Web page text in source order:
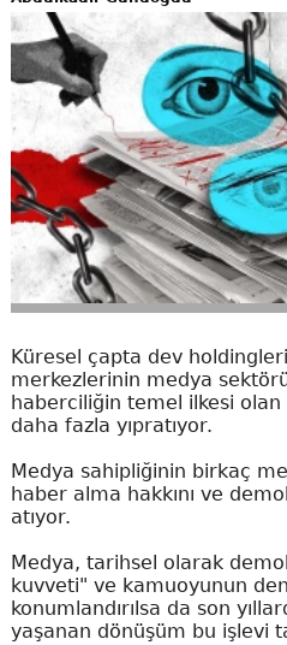
Küresel çapta dev
merkezlerinin medya
haberciliğin temel ilkesi olan
daha fazla yıpratıyor.
Medya sahipliğinin birkaç
haber alma hakkını ve
atıyor.
Medya, tarihsel olarak
kuvveti" ve kamuoyunun
konumlandırılsa da son
yaşanan dönüşüm bu işlevi